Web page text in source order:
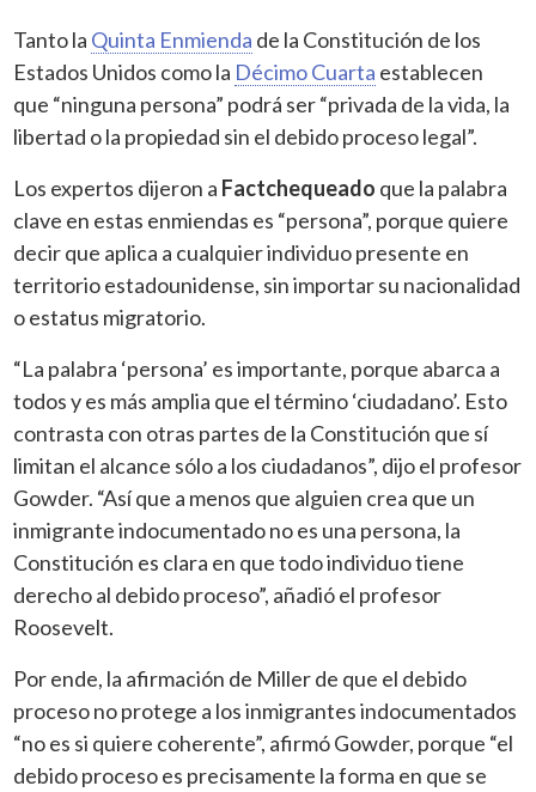
Tanto la Quinta Enmienda de la Constitución de los
Estados Unidos como la Décimo Cuarta establecen
que “ninguna persona” podrá ser “privada de la vida, la
libertad o la propiedad sin el debido proceso legal”.
Los expertos dijeron a Factchequeado que la palabra
clave en estas enmiendas es “persona”, porque quiere
decir que aplica a cualquier individuo presente en
territorio estadounidense, sin importar su nacionalidad
o estatus migratorio.
“La palabra ‘persona’ es importante, porque abarca a
todos y es más amplia que el término ‘ciudadano’. Esto
contrasta con otras partes de la Constitución que sí
limitan el alcance sólo a los ciudadanos”, dijo el profesor
Gowder. “Así que a menos que alguien crea que un
inmigrante indocumentado no es una persona, la
Constitución es clara en que todo individuo tiene
derecho al debido proceso”, añadió el profesor
Roosevelt.
Por ende, la afirmación de Miller de que el debido
proceso no protege a los inmigrantes indocumentados
“no es si quiere coherente”, afirmó Gowder, porque “el
debido proceso es precisamente la forma en que se